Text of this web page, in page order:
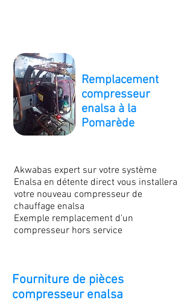
Remplacement
compresseur
enalsa à la
Pomarède
Akwabas expert sur votre système
Enalsa en détente direct vous installera
votre nouveau compresseur de
chauffage enalsa
Exemple remplacement d'un
compresseur hors service
Fourniture de pièces
compresseur enalsa